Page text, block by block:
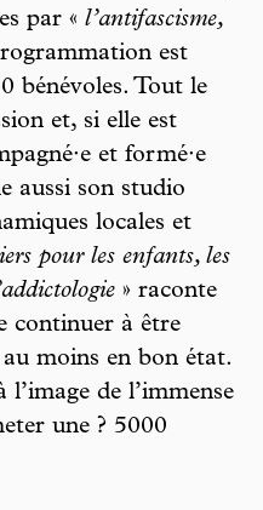
par « l’antifascisme,
est
bénévoles. Tout le
et, si elle est
et formé·e
aussi son studio
locales et
pour les enfants, les
» raconte
continuer à être
moins en bon état.
de l’immense
une ? 5000